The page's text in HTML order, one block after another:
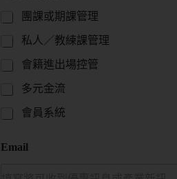
團課或期課管理
私人／教練課管理
會籍進出場控管
多元金流
會員系統
Email